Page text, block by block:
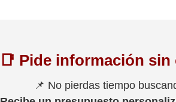
📑 Pide información
📌 No pierdas tiempo